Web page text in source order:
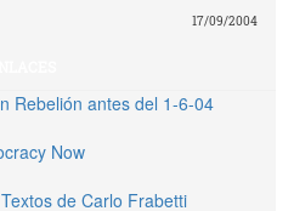
17/09/2004
Rebelión antes del 1-6-04
Now
de Carlo Frabetti